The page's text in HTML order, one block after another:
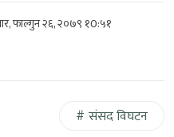
फाल्गुन २६, २०७९ १0:५१
संसद विघटन